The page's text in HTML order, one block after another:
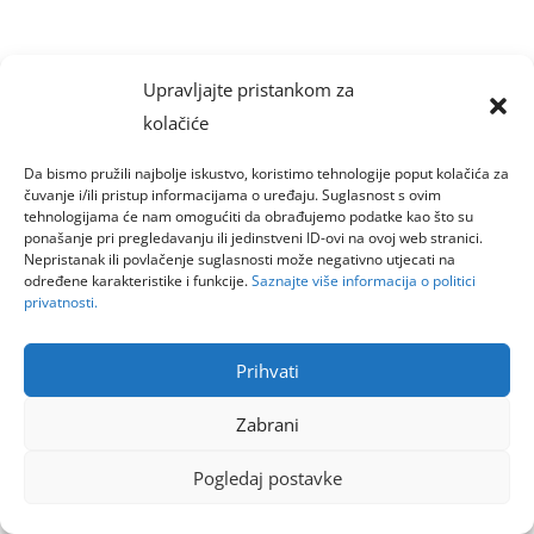
Upravljajte pristankom za
kolačiće
Da bismo pružili najbolje iskustvo, koristimo tehnologije poput kolačića za
čuvanje i/ili pristup informacijama o uređaju. Suglasnost s ovim
tehnologijama će nam omogućiti da obrađujemo podatke kao što su
ponašanje pri pregledavanju ili jedinstveni ID-ovi na ovoj web stranici.
Nepristanak ili povlačenje suglasnosti može negativno utjecati na
određene karakteristike i funkcije.Saznajte više informacija o politici
privatnosti.
Prihvati
Zabrani
Pogledaj postavke